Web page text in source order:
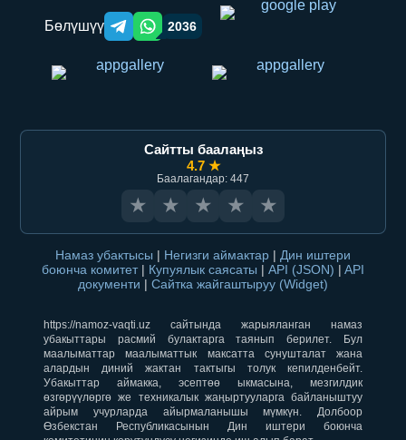
Бөлүшүү Telegram orqali ulashish
WhatsApp orqali ulashish
2036
Сайтты баалаңыз
4.7 ★
Баалагандар: 447
★ ★ ★ ★ ★
Намаз убактысы | Негизги аймактар | Дин иштери
боюнча комитет | Купуялык саясаты | API (JSON) | API
документи | Сайтка жайгаштыруу (Widget)
https://namoz-vaqti.uz сайтында жарыяланган намаз
убакыттары расмий булактарга таянып берилет. Бул
маалыматтар маалыматтык максатта сунушталат жана
алардын диний жактан тактыгы толук кепилденбейт.
Убакыттар аймакка, эсептөө ыкмасына, мезгилдик
өзгөрүүлөргө же техникалык жаңыртууларга байланыштуу
айрым учурларда айырмаланышы мүмкүн. Долбоор
Өзбекстан Республикасынын Дин иштери боюнча